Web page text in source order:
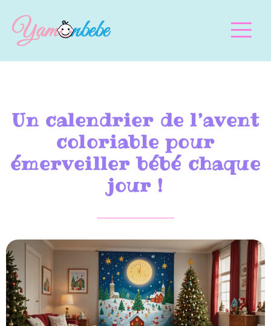
Un calendrier de l’avent
coloriable pour
émerveiller bébé chaque
jour !